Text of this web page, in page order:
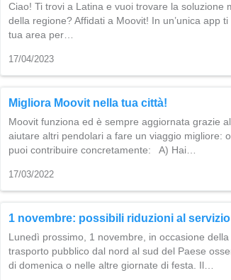
Ciao! Ti trovi a Latina e vuoi trovare la soluzione
della regione? Affidati a Moovit! In un’unica app
tua area per…
17/04/2023
Migliora Moovit nella tua città!
Moovit funziona ed è sempre aggiornata grazie
aiutare altri pendolari a fare un viaggio
puoi contribuire concretamente: A) Hai…
17/03/2022
1 novembre: possibili riduzioni al
Lunedì prossimo, 1 novembre, in occasione
trasporto pubblico dal nord al sud del Paese
di domenica o nelle altre giornate di festa. Il…